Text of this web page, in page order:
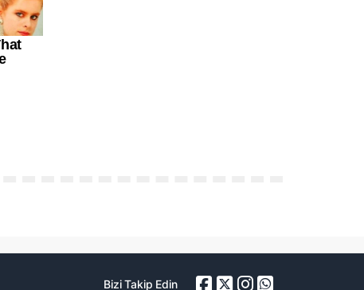
Bizi Takip Edin